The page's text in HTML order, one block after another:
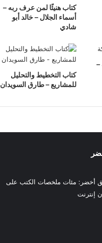
كتاب هنيئًا لمن عرف ربه –
أسماء الجلال – خالد أبو
شادي
–
كتاب التخطيط والتحليل
للمشاريع – طارق السويدان
أخضر: مئات ملخصات الكتب على
إنترنت